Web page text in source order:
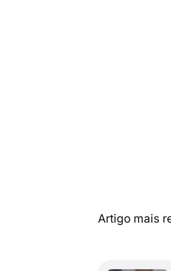
Artigo mais